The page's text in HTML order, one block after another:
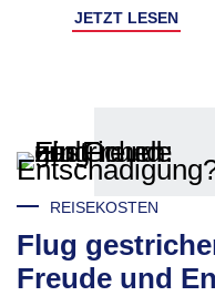
JETZT LESEN
REISEKOSTEN
Flug
Freude und